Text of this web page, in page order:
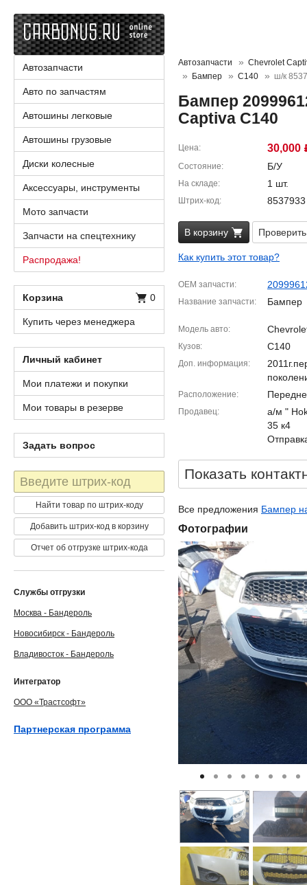
Автозапчасти
Chevrolet
Бампер
C140 ш/к
Бампер
Captiva C140
Цена 30,000
Состояние Б/У
На складе 1 шт.
Штрих-код 8537933
В корзину
Как купить этот товар?
OEM запчасти
Название запчасти Бампер
Модель авто
Кузов C140
Доп. информация
Расположение
Продавец
а/м "
35 к4
Показать
Все предложения Бампер
Фотографии
Автозапчасти
Авто по запчастям
Автошины легковые
Автошины грузовые
Диски колесные
Аксессуары, инструменты
Мото запчасти
Запчасти на спецтехнику
Распродажа!
Корзина 0
Купить через менеджера
Личный кабинет
Мои платежи и покупки
Мои товары в резерве
Задать вопрос
Штрих-
код
Найти товар по штрих-коду
Добавить штрих-код в корзину
Отчет об отгрузке штрих-кода
Службы отгрузки
Москва - Бандероль
Новосибирск - Бандероль
Владивосток - Бандероль
Интегратор
ООО «Трастсофт»
Партнерская программа